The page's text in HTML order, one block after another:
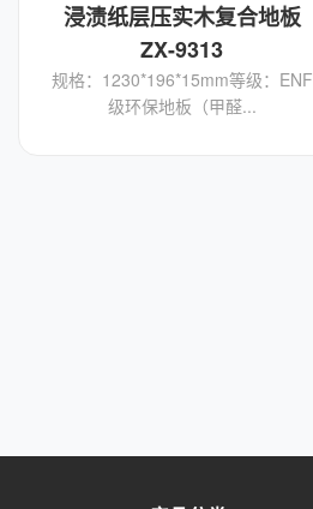
浸渍纸层压实木复合地板
ZX-9313
规格：1230*196*15mm等级：ENF
级环保地板（甲醛...